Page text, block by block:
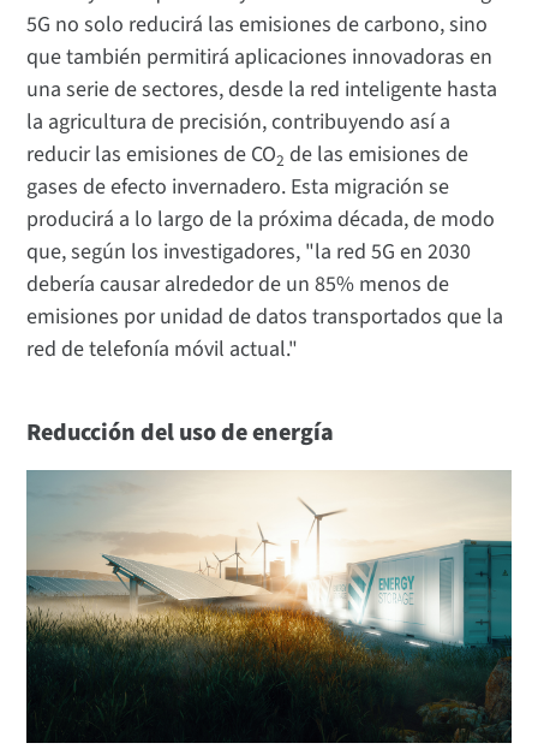
5G no solo reducirá las emisiones de carbono, sino
que también permitirá aplicaciones innovadoras en
una serie de sectores, desde la red inteligente hasta
la agricultura de precisión, contribuyendo así a
reducir las emisiones de CO2 de las emisiones de
gases de efecto invernadero. Esta migración se
producirá a lo largo de la próxima década, de modo
que, según los investigadores, "la red 5G en 2030
debería causar alrededor de un 85% menos de
emisiones por unidad de datos transportados que la
red de telefonía móvil actual."
Reducción del uso de energía